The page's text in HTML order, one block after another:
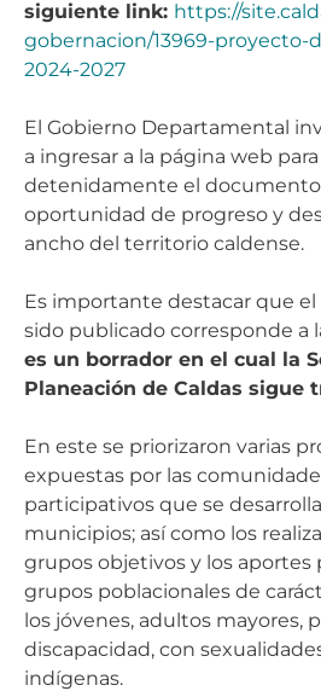
siguiente link: https://
gobernacion/13969-proyecto-
2024-2027
El Gobierno Departamental
a ingresar a la página web
detenidamente el
oportunidad de progreso y
ancho del territorio caldense.
Es importante destacar que
sido publicado corresponde a
es un borrador en el cual la
Planeación de Caldas sigue
En este se priorizaron varias
expuestas por las
participativos que se
municipios; así como los
grupos objetivos y los aportes
grupos poblacionales de
los jóvenes, adultos mayores,
discapacidad, con
indígenas.